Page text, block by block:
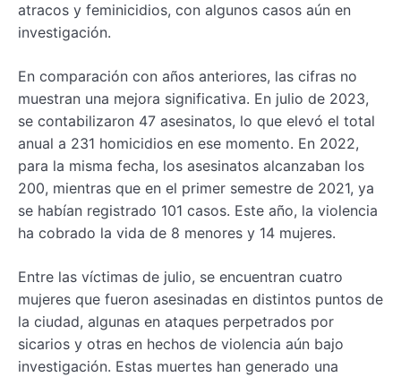
atracos y feminicidios, con algunos casos aún en
investigación.
En comparación con años anteriores, las cifras no
muestran una mejora significativa. En julio de 2023,
se contabilizaron 47 asesinatos, lo que elevó el total
anual a 231 homicidios en ese momento. En 2022,
para la misma fecha, los asesinatos alcanzaban los
200, mientras que en el primer semestre de 2021, ya
se habían registrado 101 casos. Este año, la violencia
ha cobrado la vida de 8 menores y 14 mujeres.
Entre las víctimas de julio, se encuentran cuatro
mujeres que fueron asesinadas en distintos puntos de
la ciudad, algunas en ataques perpetrados por
sicarios y otras en hechos de violencia aún bajo
investigación. Estas muertes han generado una